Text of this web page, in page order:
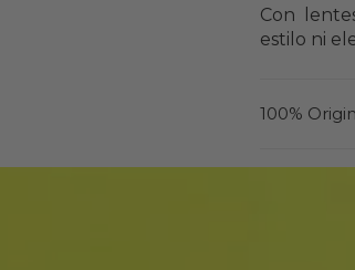
Con
estilo ni
100%